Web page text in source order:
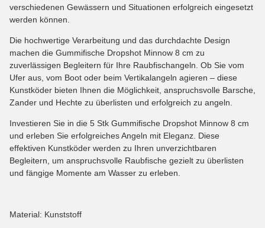
verschiedenen Gewässern und Situationen erfolgreich eingesetzt
werden können.
Die hochwertige Verarbeitung und das durchdachte Design
machen die Gummifische Dropshot Minnow 8 cm zu
zuverlässigen Begleitern für Ihre Raubfischangeln. Ob Sie vom
Ufer aus, vom Boot oder beim Vertikalangeln agieren – diese
Kunstköder bieten Ihnen die Möglichkeit, anspruchsvolle Barsche,
Zander und Hechte zu überlisten und erfolgreich zu angeln.
Investieren Sie in die 5 Stk Gummifische Dropshot Minnow 8 cm
und erleben Sie erfolgreiches Angeln mit Eleganz. Diese
effektiven Kunstköder werden zu Ihren unverzichtbaren
Begleitern, um anspruchsvolle Raubfische gezielt zu überlisten
und fängige Momente am Wasser zu erleben.
Material: Kunststoff